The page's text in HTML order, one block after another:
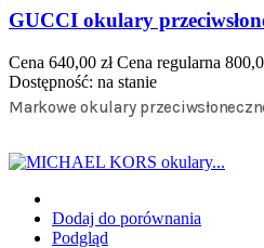
GUCCI okulary
Cena 640,00 zł Cena regularna
Dostępność: na stanie
Markowe okulary
Dodaj do porównania
Podgląd